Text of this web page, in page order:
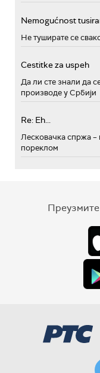
Nemogućnost
Не туширате се
Cestitke za uspeh
Да ли сте знали да
производе у Србији
Re: Eh...
Лесковачка спржа
пореклом